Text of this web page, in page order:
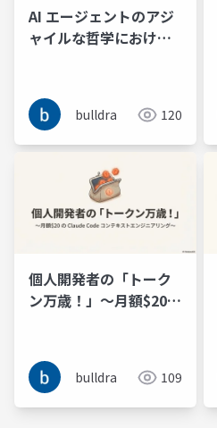
AI エージェントのアジ
ャイルな哲学における
マンドパターンによる
振る舞い制御の検討
bulldra 120
個人開発者の「トーク
ン万歳！」～月額$20
ング～
bulldra 109